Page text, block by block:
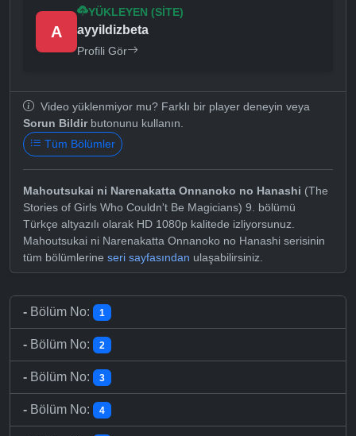
A
YÜKLEYEN (SITE)
ayyildizbeta
Profili Gör
Video yüklenmiyor mu? Farklı bir player deneyin veya
Sorun Bildirbutonunu kullanın.
Tüm Bölümler
Mahoutsukai ni Narenakatta Onnanoko no Hanashi (The
Stories of Girls Who Couldn't Be Magicians) 9. bölümü
Türkçe altyazılı olarak HD 1080p kalitede izliyorsunuz.
Mahoutsukai ni Narenakatta Onnanoko no Hanashi serisinin
tüm bölümlerine seri sayfasından ulaşabilirsiniz.
- Bölüm No: 1
- Bölüm No: 2
- Bölüm No: 3
- Bölüm No: 4